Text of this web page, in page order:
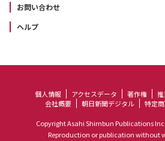
お問い合わせ
ヘルプ
個人情報 アクセスデータ 著作権
会社概要
朝日新聞デジタル 特定
Copyright Asahi Shimbun Publications
Reproduction or publication without